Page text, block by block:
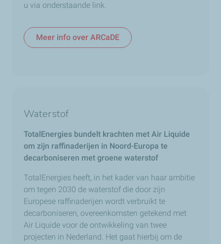
u via onderstaande link.
Meer info over ARCaDE
Waterstof
TotalEnergies bundelt krachten met Air Liquide
om zijn raffinaderijen in Noord-Europa te
decarboniseren met groene waterstof
TotalEnergies heeft, in het kader van haar ambitie
om tegen 2030 de waterstof die door zijn
Europese raffinaderijen wordt verbruikt te
decarboniseren, overeenkomsten getekend met
Air Liquide voor de ontwikkeling van twee
projecten in Nederland. Het gaat hierbij om de